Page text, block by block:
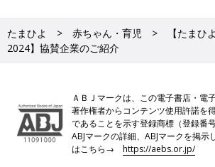
たまひよ 赤ちゃん・育児
【たまひ
2024】協賛企業のご紹介
ＡＢＪマークは、この電子書店・電
著作権者からコンテンツ使用許諾を
であることを示す登録商標（登録番
ABJマークの詳細、ABJマークを掲
はこちら→https://aebs.or.jp/